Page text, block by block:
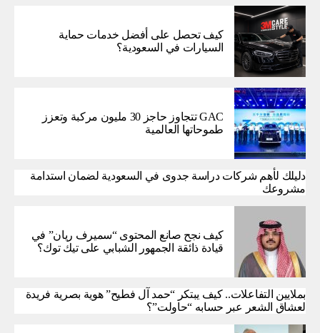
كيف تحصل على أفضل خدمات حماية
السيارات في السعودية؟
GAC تتجاوز حاجز 30 مليون مركبة وتعزز
طموحاتها العالمية
دليلك لأهم شركات دراسة جدوى في السعودية لضمان استدامة
مشروعك
كيف نجح صانع المحتوى “سميرف ريان” في
قيادة ذائقة الجمهور الشبابي على تيك توك؟
بملايين التفاعلات.. كيف يبتكر “حمد آل فطيح” هوية بصرية فريدة
لعشاق الشعر عبر حسابه “حاولت”؟